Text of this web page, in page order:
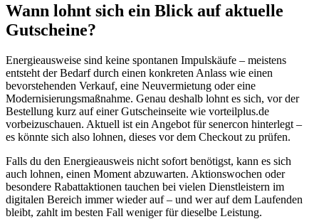
Wann lohnt sich ein Blick auf aktuelle
Gutscheine?
Energieausweise sind keine spontanen Impulskäufe – meistens
entsteht der Bedarf durch einen konkreten Anlass wie einen
bevorstehenden Verkauf, eine Neuvermietung oder eine
Modernisierungsmaßnahme. Genau deshalb lohnt es sich, vor der
Bestellung kurz auf einer Gutscheinseite wie vorteilplus.de
vorbeizuschauen. Aktuell ist ein Angebot für senercon hinterlegt –
es könnte sich also lohnen, dieses vor dem Checkout zu prüfen.
Falls du den Energieausweis nicht sofort benötigst, kann es sich
auch lohnen, einen Moment abzuwarten. Aktionswochen oder
besondere Rabattaktionen tauchen bei vielen Dienstleistern im
digitalen Bereich immer wieder auf – und wer auf dem Laufenden
bleibt, zahlt im besten Fall weniger für dieselbe Leistung.